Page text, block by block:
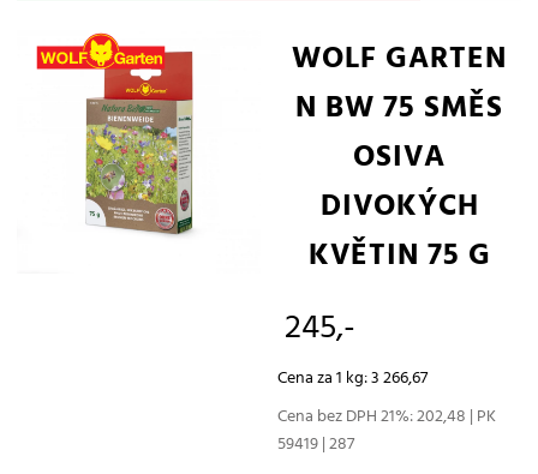
WOLF GARTEN
N BW 75 SMĚS
OSIVA
DIVOKÝCH
KVĚTIN 75 G
245,-
Cena za 1 kg: 3 266,67
Cena bez DPH 21%: 202,48 | PK
59419 | 287